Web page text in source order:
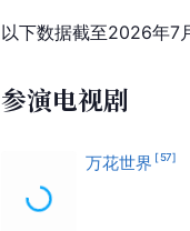
以下数据截至2026年7
参演电视剧
万花世界 [57]